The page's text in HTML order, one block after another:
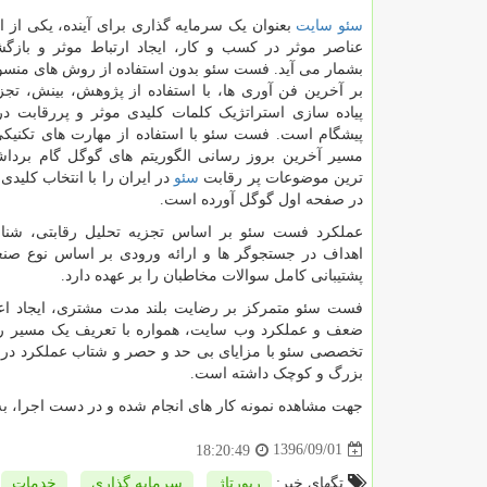
سئو سایت بعنوان یک سرمایه گذاری برای آینده، یکی
عناصر موثر در کسب و کار، ایجاد ارتباط موثر و
بشمار می آید. فست سئو بدون استفاده از روش های
بر آخرین فن آوری ها، با استفاده از پژوهش، بینش،
پیاده سازی استراتژیک کلمات کلیدی موثر و پررقابت
پیشگام است. فست سئو با استفاده از مهارت های
مسیر آخرین بروز رسانی الگوریتم های گوگل گام
ترین موضوعات پر رقابت سئو در ایران را با انتخاب
در صفحه اول گوگل آورده است.
عملکرد فست سئو بر اساس تجزیه تحلیل رقابتی،
اهداف در جستجوگر ها و ارائه ورودی بر اساس نوع
پشتیبانی کامل سوالات مخاطبان را بر عهده دارد.
فست سئو متمرکز بر رضایت بلند مدت مشتری، ایجاد
ضعف و عملکرد وب سایت، همواره با تعریف یک مسیر
تخصصی سئو با مزایای بی حد و حصر و شتاب عملکرد در
بزرگ و کوچک داشته است.
جهت مشاهده نمونه کار های انجام شده و در دست اجرا،
1396/09/01
18:20:49
تگهای خبر:
رپورتاژ سرمایه گذاری خدمات